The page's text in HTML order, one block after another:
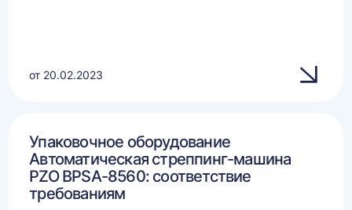
от 20.02.2023
Упаковочное оборудование
Автоматическая стреппинг-машина
PZO BPSA-8560: соответствие
требованиям